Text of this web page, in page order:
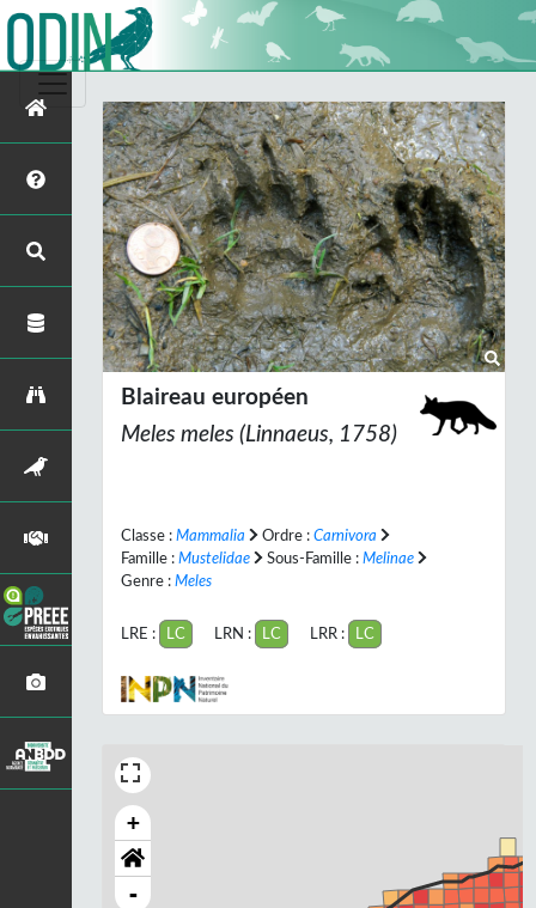
Blaireau européen
Meles meles (Linnaeus, 1758)
Classe : Mammalia Ordre : Carnivora
Famille : Mustelidae Sous-Famille : Melinae
Genre : Meles
LRE : LC LRN : LC LRR : LC
+
-